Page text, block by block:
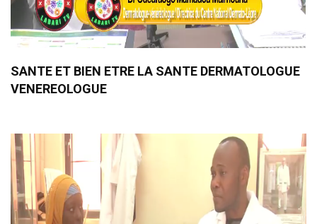
SANTE ET BIEN ETRE LA SANTE DERMATOLOGUE
VENEREOLOGUE